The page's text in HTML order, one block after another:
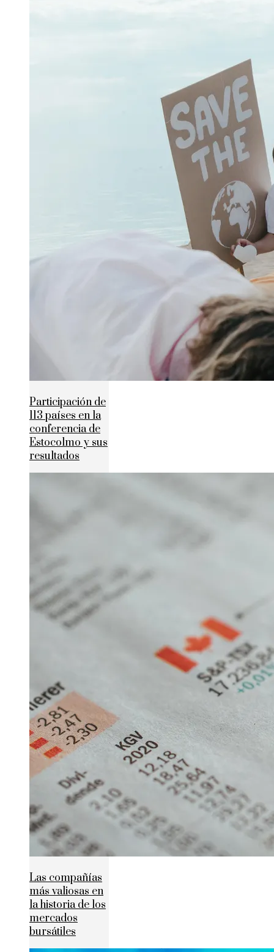
Participación de
113 países en la
conferencia de
Estocolmo y sus
resultados
Las compañías
más valiosas en
la historia de los
mercados
bursátiles